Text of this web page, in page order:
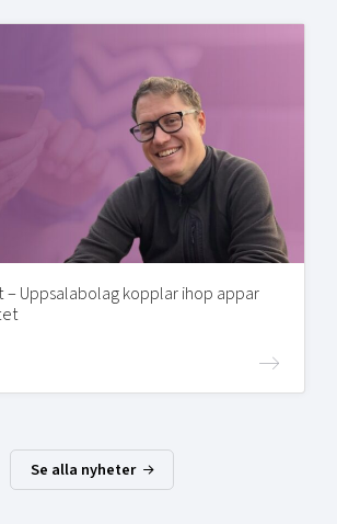
– Uppsalabolag kopplar ihop appar
Se alla nyheter